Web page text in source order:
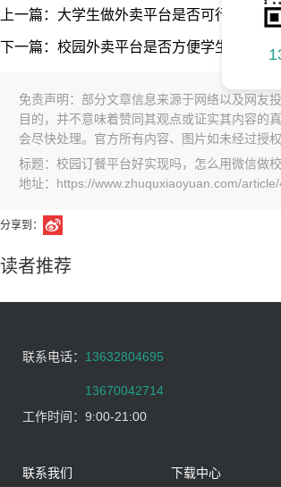
上一篇：大学生做外卖平台是否可行
下一篇：校园外卖平台是否方便学生点外卖
免责声明：部分文章信息来源于网络以及网友
目的，并不意味着赞同其观点或证实其内容的
会尽快处理。官方所有内容、图片如未经过授
标题：校园订餐平台好实现吗，怎么用微信做
地址：https://www.zhuquxiaoyuan.com/
分享到：
读者推荐
联系电话： 13632804695
13670042714
工作时间： 9:00-21:00
联系我们 下载中心